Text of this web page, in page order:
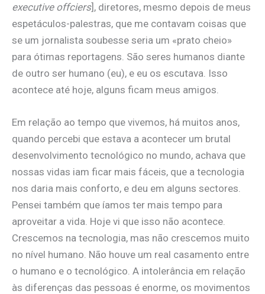
executive offciers], diretores, mesmo depois de meus
espetáculos-palestras, que me contavam coisas que
se um jornalista soubesse seria um «prato cheio»
para ótimas reportagens. São seres humanos diante
de outro ser humano (eu), e eu os escutava. Isso
acontece até hoje, alguns ficam meus amigos.
Em relação ao tempo que vivemos, há muitos anos,
quando percebi que estava a acontecer um brutal
desenvolvimento tecnológico no mundo, achava que
nossas vidas iam ficar mais fáceis, que a tecnologia
nos daria mais conforto, e deu em alguns sectores.
Pensei também que íamos ter mais tempo para
aproveitar a vida. Hoje vi que isso não acontece.
Crescemos na tecnologia, mas não crescemos muito
no nível humano. Não houve um real casamento entre
o humano e o tecnológico. A intolerância em relação
às diferenças das pessoas é enorme, os movimentos